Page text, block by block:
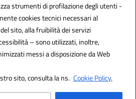
strumenti di profilazione degli utenti -
cookies tecnici necessari al
sito, alla fruibilità dei servizi
– sono utilizzati, inoltre,
messi a disposizione da Web
sito, consulta la ns. Cookie Policy.
UFLEGP
by 3D Solution S.r.l.
Design by Designers Italia